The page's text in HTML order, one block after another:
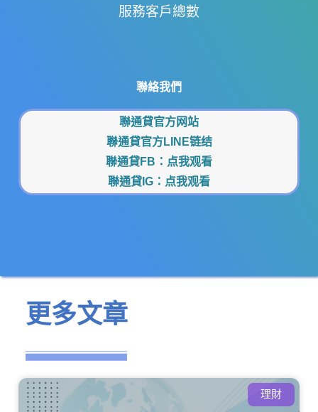
服務客戶總數
聯絡我們
聯通貸官方网站
聯通貸官方LINE链结
聯通貸FB： 点我观看
聯通貸IG： 点我观看
更多文章
理財